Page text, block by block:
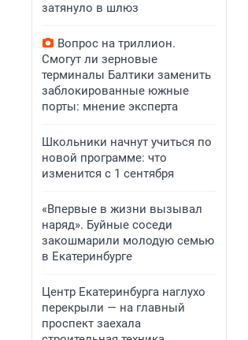
затянуло в шлюз
Вопрос на триллион.
Смогут ли зерновые
терминалы Балтики заменить
заблокированные южные
порты: мнение эксперта
Школьники начнут учиться по
новой программе: что
изменится с 1 сентября
«Впервые в жизни вызывал
наряд». Буйные соседи
закошмарили молодую семью
в Екатеринбурге
Центр Екатеринбурга наглухо
перекрыли — на главный
проспект заехала